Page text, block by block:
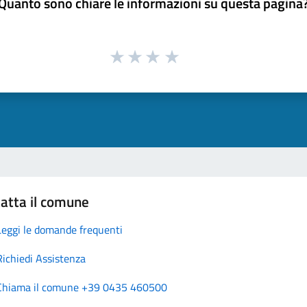
il comune
le domande frequenti
Assistenza
il comune +39 0435 460500